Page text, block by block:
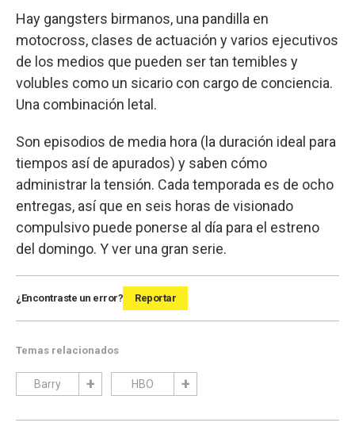
Hay gangsters birmanos, una pandilla en
motocross, clases de actuación y varios ejecutivos
de los medios que pueden ser tan temibles y
volubles como un sicario con cargo de conciencia.
Una combinación letal.
Son episodios de media hora (la duración ideal para
tiempos así de apurados) y saben cómo
administrar la tensión. Cada temporada es de ocho
entregas, así que en seis horas de visionado
compulsivo puede ponerse al día para el estreno
del domingo. Y ver una gran serie.
¿Encontraste un error? Reportar
Temas relacionados
Barry HBO